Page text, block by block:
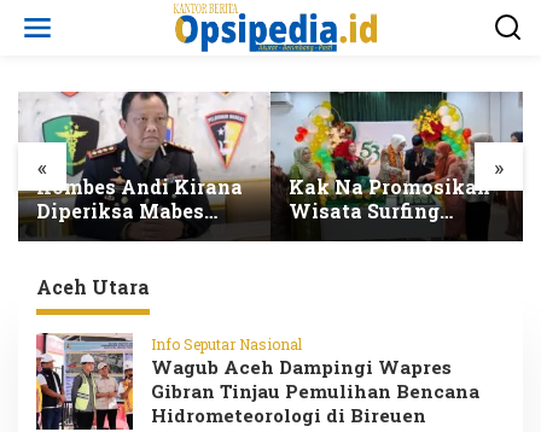
« »
Kombes Andi Kirana
Diperiksa Mabes
Polri, Kapolda Tunjuk
Pelaksana Tugas
Kapolresta Banda
Aceh
Kak Na Promosikan
Wisata Surfing
Simeulue Sekaligus
Aceh Utara
Info Seputar Nasional
Wagub Aceh Dampingi Wapres
Gibran Tinjau Pemulihan Bencana
Hidrometeorologi di Bireuen